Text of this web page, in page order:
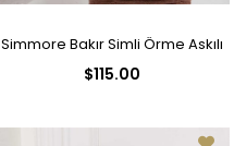
Simmore Bakır Simli Örme Askılı
$115.00